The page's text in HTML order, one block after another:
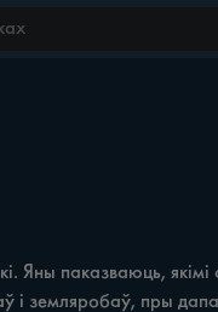
Яны паказваюць,
і земляробаў, пры